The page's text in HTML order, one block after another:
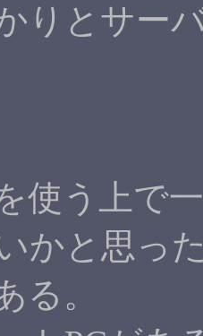
りとサー
使う上で
かと思っ
る。